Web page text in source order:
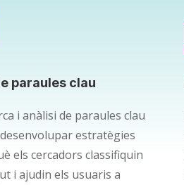
paraules clau
i anàlisi de paraules clau
estratègies
els cercadors classifiquin
i ajudin els usuaris a